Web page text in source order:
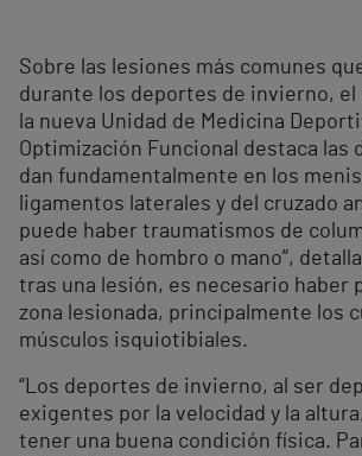
Sobre las lesiones más comunes
durante los deportes de invierno, el
la nueva Unidad de Medicina
Optimización Funcional destaca las
dan fundamentalmente en los
ligamentos laterales y del cruzado
puede haber traumatismos de
así como de hombro o mano”,
tras una lesión, es necesario haber
zona lesionada, principalmente los
músculos isquiotibiales.
“Los deportes de invierno, al ser
exigentes por la velocidad y la
tener una buena condición física.